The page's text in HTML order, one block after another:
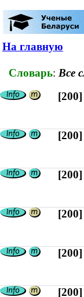
На главную
Словарь: Все
[200]
[200]
[200]
[200]
[200]
[200]